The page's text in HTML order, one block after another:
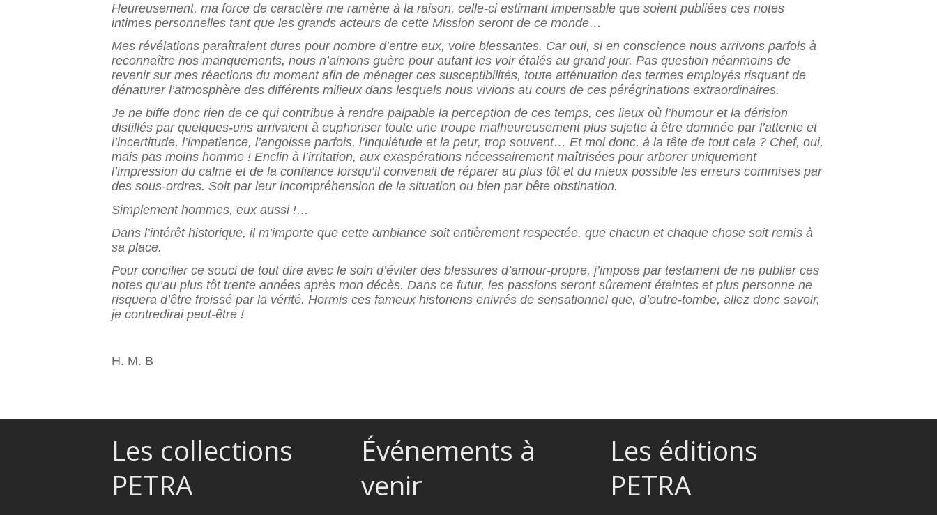
Heureusement, ma force de caractère me ramène à la raison, celle-ci estimant impensable que soient publiées ces notes
intimes personnelles tant que les grands acteurs de cette Mission seront de ce monde…
Mes révélations paraîtraient dures pour nombre d’entre eux, voire blessantes. Car oui, si en conscience nous arrivons parfois à
reconnaître nos manquements, nous n’aimons guère pour autant les voir étalés au grand jour. Pas question néanmoins de
revenir sur mes réactions du moment afin de ménager ces susceptibilités, toute atténuation des termes employés risquant de
dénaturer l’atmosphère des différents milieux dans lesquels nous vivions au cours de ces pérégrinations extraordinaires.
Je ne biffe donc rien de ce qui contribue à rendre palpable la perception de ces temps, ces lieux où l’humour et la dérision
distillés par quelques-uns arrivaient à euphoriser toute une troupe malheureusement plus sujette à être dominée par l’attente et
l’incertitude, l’impatience, l’angoisse parfois, l’inquiétude et la peur, trop souvent… Et moi donc, à la tête de tout cela ? Chef, oui,
mais pas moins homme ! Enclin à l’irritation, aux exaspérations nécessairement maîtrisées pour arborer uniquement
l’impression du calme et de la confiance lorsqu’il convenait de réparer au plus tôt et du mieux possible les erreurs commises par
des sous-ordres. Soit par leur incompréhension de la situation ou bien par bête obstination.
Simplement hommes, eux aussi !…
Dans l’intérêt historique, il m’importe que cette ambiance soit entièrement respectée, que chacun et chaque chose soit remis à
sa place.
Pour concilier ce souci de tout dire avec le soin d’éviter des blessures d’amour-propre, j’impose par testament de ne publier ces
notes qu’au plus tôt trente années après mon décès. Dans ce futur, les passions seront sûrement éteintes et plus personne ne
risquera d’être froissé par la vérité. Hormis ces fameux historiens enivrés de sensationnel que, d’outre-tombe, allez donc savoir,
je contredirai peut-être !
H. M. B
Les collections
PETRA
Événements à
venir
Les éditions
PETRA